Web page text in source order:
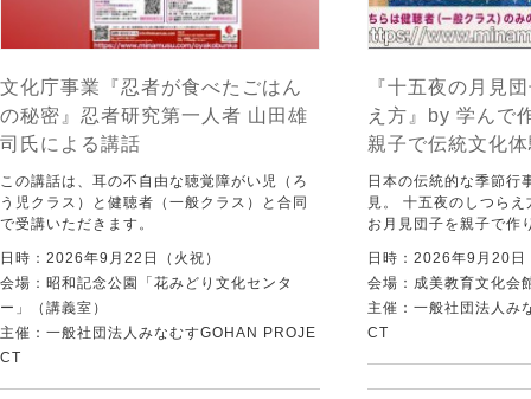
文化庁事業『忍者が食べたごはん
の秘密』忍者研究第一人者 山田雄
司氏による講話
この講話は、耳の不自由な聴覚障がい児（ろ
う児クラス）と健聴者（一般クラス）と合同
で受講いただきます。
日時：2026年9月22日（火祝）
会場：昭和記念公園「花みどり文化センタ
ー」（講義室）
主催：一般社団法人みなむすGOHAN PROJE
CT
『十五夜の月見
え方』by 学んで
親子で伝統文化
日本の伝統的な季節行
見。 十五夜のしつら
お月見団子を親子で作
日時：2026年9月20日
会場：成美教育文化会
主催：一般社団法人み
CT